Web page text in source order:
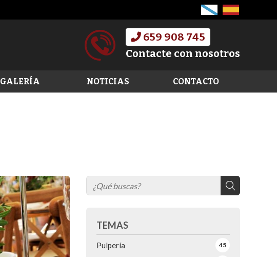
659 908 745
Contacte con nosotros
GALERÍA NOTICIAS CONTACTO
TEMAS
Pulpería 45